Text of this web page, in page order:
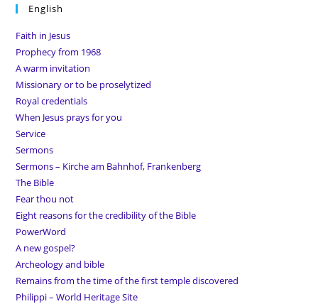
English
Faith in Jesus
Prophecy from 1968
A warm invitation
Missionary or to be proselytized
Royal credentials
When Jesus prays for you
Service
Sermons
Sermons – Kirche am Bahnhof, Frankenberg
The Bible
Fear thou not
Eight reasons for the credibility of the Bible
PowerWord
A new gospel?
Archeology and bible
Remains from the time of the first temple discovered
Philippi – World Heritage Site